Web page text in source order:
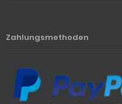
Zahlungsmethoden